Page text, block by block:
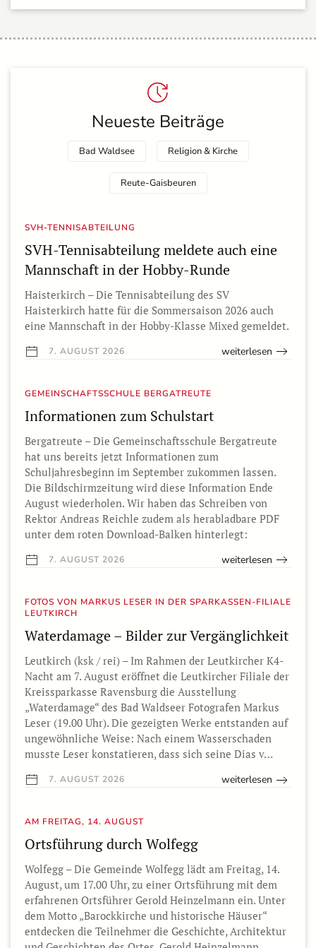
Neueste Beiträge
Bad Waldsee Religion & Kirche
Reute-Gaisbeuren
SVH-TENNISABTEILUNG
SVH-Tennisabteilung meldete auch eine
Mannschaft in der Hobby-Runde
Haisterkirch – Die Tennisabteilung des SV
Haisterkirch hatte für die Sommersaison 2026 auch
eine Mannschaft in der Hobby-Klasse Mixed gemeldet.
7. AUGUST 2026 weiterlesen
GEMEINSCHAFTSSCHULE BERGATREUTE
Informationen zum Schulstart
Bergatreute – Die Gemeinschaftsschule Bergatreute
hat uns bereits jetzt Informationen zum
Schuljahresbeginn im September zukommen lassen.
Die Bildschirmzeitung wird diese Information Ende
August wiederholen. Wir haben das Schreiben von
Rektor Andreas Reichle zudem als herabladbare PDF
unter dem roten Download-Balken hinterlegt:
7. AUGUST 2026 weiterlesen
FOTOS VON MARKUS LESER IN DER SPARKASSEN-FILIALE
LEUTKIRCH
Waterdamage – Bilder zur Vergänglichkeit
Leutkirch (ksk / rei) – Im Rahmen der Leutkircher K4-
Nacht am 7. August eröffnet die Leutkircher Filiale der
Kreissparkasse Ravensburg die Ausstellung
„Waterdamage“ des Bad Waldseer Fotografen Markus
Leser (19.00 Uhr). Die gezeigten Werke entstanden auf
ungewöhnliche Weise: Nach einem Wasserschaden
musste Leser konstatieren, dass sich seine Dias v…
7. AUGUST 2026 weiterlesen
AM FREITAG, 14. AUGUST
Ortsführung durch Wolfegg
Wolfegg – Die Gemeinde Wolfegg lädt am Freitag, 14.
August, um 17.00 Uhr, zu einer Ortsführung mit dem
erfahrenen Ortsführer Gerold Heinzelmann ein. Unter
dem Motto „Barockkirche und historische Häuser“
entdecken die Teilnehmer die Geschichte, Architektur